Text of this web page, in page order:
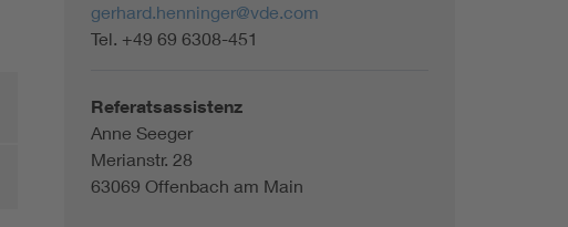
gerhard.henninger@vde.com
Tel. +49 69 6308-451
Referatsassistenz
Anne Seeger
Merianstr. 28
63069 Offenbach am Main